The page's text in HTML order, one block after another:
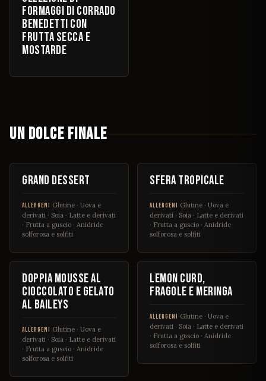
formaggi di Corrado
Benedetti con
frutta secca e
mostarde
UN DOLCE FINALE
Grand dessert
ALLERGENI Glutine · Uova e
derivati · Soia · Latte e derivati
· Frutta a guscio · Anidride
solforosa e solfiti
Sfera tropicale
ALLERGENI Glutine · Uova e
derivati · Soia · Latte e derivati
· Frutta a guscio · Anidride
solforosa e solfiti
Doppia mousse al
cioccolato e gelato
al Baileys
ALLERGENI Glutine · Uova e
derivati · Soia · Latte e derivati
· Frutta a guscio · Anidride
solforosa e solfiti
Lemon curd,
fragole e meringa
ALLERGENI Glutine · Uova e
derivati · Soia · Latte e derivati
· Frutta a guscio · Anidride
solforosa e solfiti